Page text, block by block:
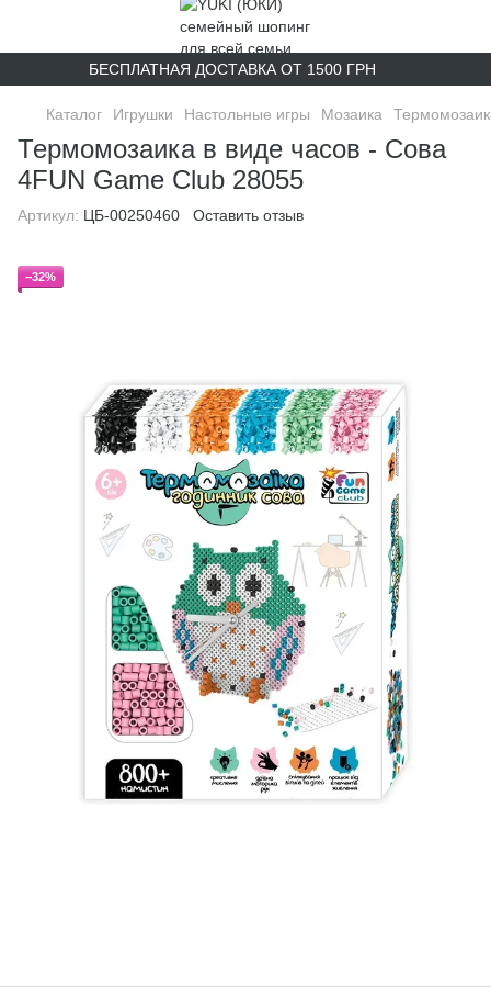
БЕСПЛАТНАЯ ДОСТАВКА ОТ 1500 ГРН
Каталог Игрушки Настольные игры Мозаика
Термомозаика в виде часов - Сова
4FUN Game Club 28055
Артикул: ЦБ-00250460 Оставить отзыв
−32%